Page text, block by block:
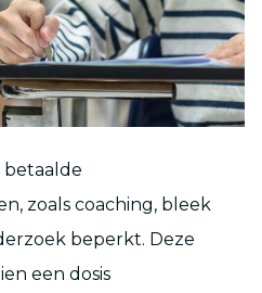
zoals coaching, bleek
beperkt. Deze
een dosis